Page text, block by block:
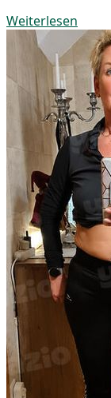
Weiterlesen